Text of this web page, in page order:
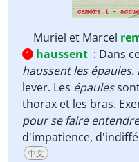
Muriel et Marcel
1 haussent : Dans
haussent les épaules.
lever. Les épaules
thorax et les bras.
pour se faire
d'impatience,
中文